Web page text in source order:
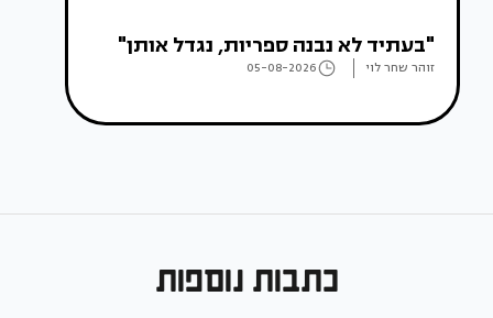
"בעתיד לא נבנה ספריות, נגדל אותן"
זוהר שחר לוי 05-08-2026
כתבות נוספות